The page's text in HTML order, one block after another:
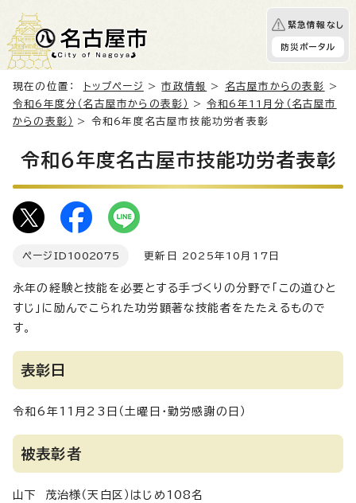
緊急情報なし
防災ポータル
現在の位置： トップページ >市政情報 > 名古屋市からの表彰
>
令和6年度分（名古屋市からの表彰）
>令和6年11月分（名古屋市
からの表彰）
> 令和6年度名古屋市技能功労者表彰
令和6年度名古屋市技能功労者表彰
ページID 1002075 更新日 2025年10月17日
永年の経験と技能を必要とする手づくりの分野で「この道ひと
すじ」に励んでこられた功労顕著な技能者をたたえるもので
す。
表彰日
令和6年11月23日（土曜日・勤労感謝の日）
被表彰者
山下 茂治様（天白区）はじめ108名